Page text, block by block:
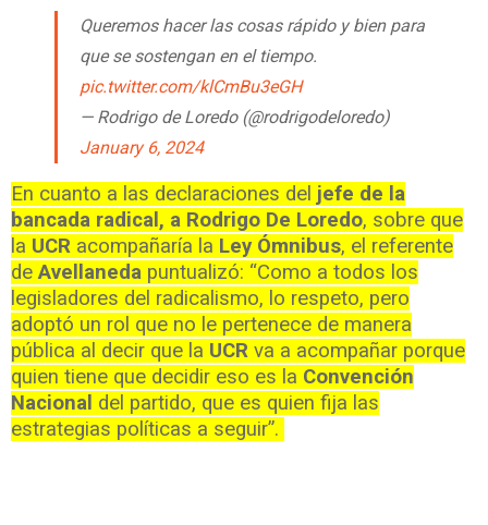
Queremos hacer las cosas rápido y bien para
que se sostengan en el tiempo.
pic.twitter.com/klCmBu3eGH
— Rodrigo de Loredo (@rodrigodeloredo)
January 6, 2024
En cuanto a las declaraciones del jefe de la
bancada radical, a Rodrigo De Loredo, sobre que
la UCR acompañaría la Ley Ómnibus, el referente
de Avellaneda puntualizó: “Como a todos los
legisladores del radicalismo, lo respeto, pero
adoptó un rol que no le pertenece de manera
pública al decir que la UCR va a acompañar porque
quien tiene que decidir eso es la Convención
Nacional del partido, que es quien fija las
estrategias políticas a seguir”.